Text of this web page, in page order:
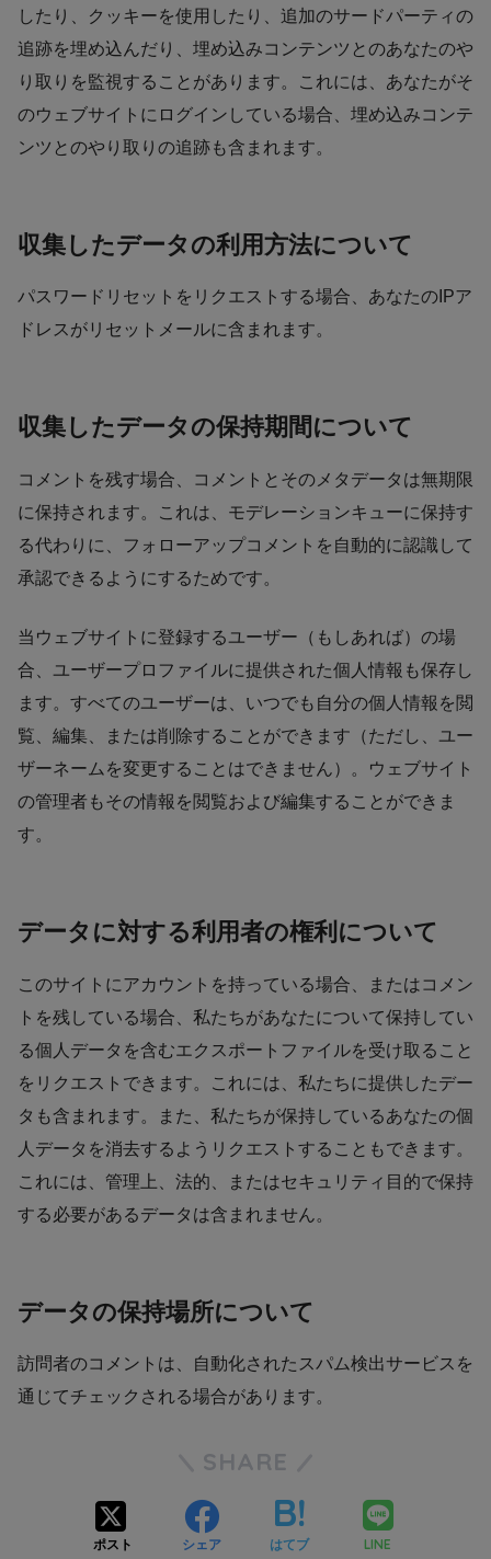
したり、クッキーを使用したり、追加のサードパーティの
追跡を埋め込んだり、埋め込みコンテンツとのあなたのや
り取りを監視することがあります。これには、あなたがそ
のウェブサイトにログインしている場合、埋め込みコンテ
ンツとのやり取りの追跡も含まれます。
収集したデータの利用方法について
パスワードリセットをリクエストする場合、あなたのIPア
ドレスがリセットメールに含まれます。
収集したデータの保持期間について
コメントを残す場合、コメントとそのメタデータは無期限
に保持されます。これは、モデレーションキューに保持す
る代わりに、フォローアップコメントを自動的に認識して
承認できるようにするためです。
当ウェブサイトに登録するユーザー（もしあれば）の場
合、ユーザープロファイルに提供された個人情報も保存し
ます。すべてのユーザーは、いつでも自分の個人情報を閲
覧、編集、または削除することができます（ただし、ユー
ザーネームを変更することはできません）。ウェブサイト
の管理者もその情報を閲覧および編集することができま
す。
データに対する利用者の権利について
このサイトにアカウントを持っている場合、またはコメン
トを残している場合、私たちがあなたについて保持してい
る個人データを含むエクスポートファイルを受け取ること
をリクエストできます。これには、私たちに提供したデー
タも含まれます。また、私たちが保持しているあなたの個
人データを消去するようリクエストすることもできます。
これには、管理上、法的、またはセキュリティ目的で保持
する必要があるデータは含まれません。
データの保持場所について
訪問者のコメントは、自動化されたスパム検出サービスを
通じてチェックされる場合があります。
SHARE
ポスト シェア はてブ LINE